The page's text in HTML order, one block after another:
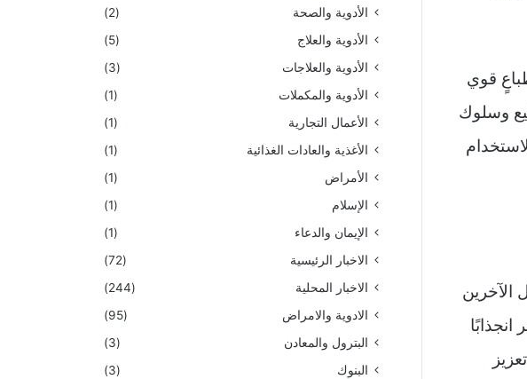
قوي
وسلوك
الآخرين
الأدوية والصحة
(2)
الأدوية والعلاج
(5)
الأدوية والعلاجات
(3)
الأدوية والمكملات
(1)
الأعمال التجارية
(1)
الأغذية والعادات الغذائية
(1)
الأمراض
(1)
الإسلام
(1)
الإيمان والدعاء
(1)
الاخبار الرئيسية
(72)
الاخبار المحلية
(244)
الادوية والامراض
(95)
البترول والمعادن
(3)
البنوك
(3)